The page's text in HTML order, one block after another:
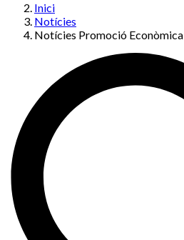
Inici
Notícies
Notícies Promoció Econòmica